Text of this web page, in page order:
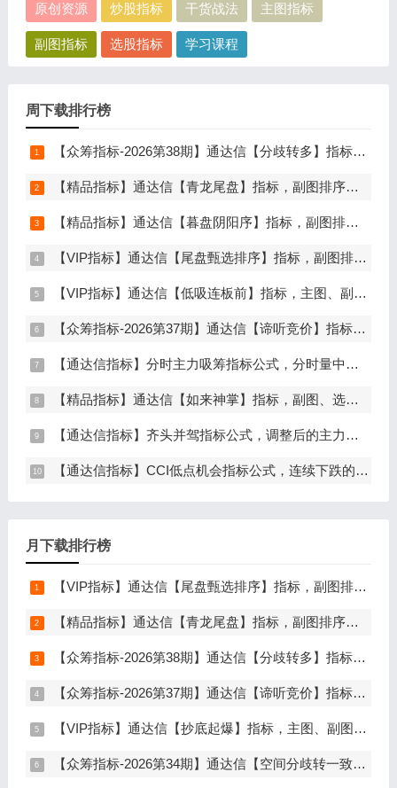
原创资源 炒股指标 干货战法 主图指标
副图指标 选股指标 学习课程
周下载排行榜
【众筹指标-2026第38期】通达信【分歧转多】指标，主图、副图、选股，首板分歧低吸二波行情，信号少，胜率高，手机电脑通达信通用
【精品指标】通达信【青龙尾盘】指标，副图排序，分时主图，排序潜伏，次日套利，信号可回看，超短策略，仅限电脑通达信使用
【精品指标】通达信【暮盘阴阳序】指标，副图排序，尾盘选股，电脑版量化辅助工具，尾盘排序，信号全天不变，仅限电脑通达信使用
【VIP指标】通达信【尾盘甄选排序】指标，副图排序，短线打造的尾盘战法，今买明卖超短战法，信号可回测，仅限电脑通达信使用
【VIP指标】通达信【低吸连板前】指标，主图、副图、选股，埋伏连板前的节点，信号不漂移，手机电脑通达信通用
【众筹指标-2026第37期】通达信【谛听竞价】指标，副图排序、选股，原价5980元的早盘竞价指标，可回测历史数据，信号全天不变，开放源码可永久使用，手机电脑通达信通用
【通达信指标】分时主力吸筹指标公式，分时量中显主力（分时副图）
【精品指标】通达信【如来神掌】指标，副图、选股，有筹码进场，堪称金钻，仅限电脑通达信使用
【通达信指标】齐头并驾指标公式，调整后的主力动作（副图+选股）
【通达信指标】CCI低点机会指标公式，连续下跌的CCI拐点机会（副图+选股）
月下载排行榜
【VIP指标】通达信【尾盘甄选排序】指标，副图排序，短线打造的尾盘战法，今买明卖超短战法，信号可回测，仅限电脑通达信使用
【精品指标】通达信【青龙尾盘】指标，副图排序，分时主图，排序潜伏，次日套利，信号可回看，超短策略，仅限电脑通达信使用
【众筹指标-2026第38期】通达信【分歧转多】指标，主图、副图、选股，首板分歧低吸二波行情，信号少，胜率高，手机电脑通达信通用
【众筹指标-2026第37期】通达信【谛听竞价】指标，副图排序、选股，原价5980元的早盘竞价指标，可回测历史数据，信号全天不变，开放源码可永久使用，手机电脑通达信通用
【VIP指标】通达信【抄底起爆】指标，主图、副图、选股，趋势缩量放量三重信号确认，解决抄底总在半山腰难题，手机电脑通达信通用
【众筹指标-2026第34期】通达信【空间分歧转一致】指标，主图、副图、选股，中长线波段低吸，分歧后一致量化信号，低吸二波，无未来函数，手机电脑通达信通用